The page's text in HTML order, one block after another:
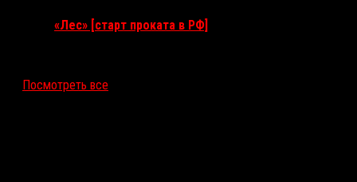
«Лес» [старт проката в РФ]
Посмотреть все